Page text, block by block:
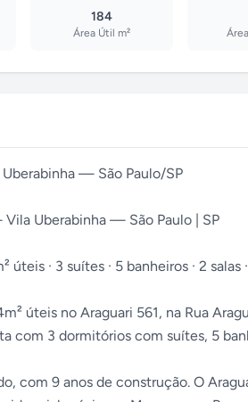
184
Área Útil m²
— São Paulo/SP
Uberabinha — São Paulo | SP
úteis · 3 suítes · 5 banheiros · 2 salas
úteis no Araguari 561, na Rua
com 3 dormitórios com suítes, 5
com 9 anos de construção. O